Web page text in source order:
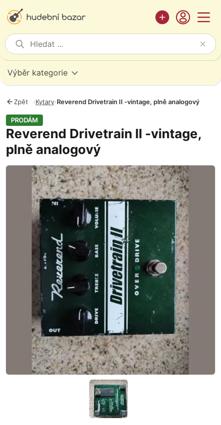
Výběr kategorie
Zpět ›Kytary›Reverend Drivetrain II -vintage, plně analogový
PRODÁM
Reverend Drivetrain II -vintage,
plně analogový
Fotografie